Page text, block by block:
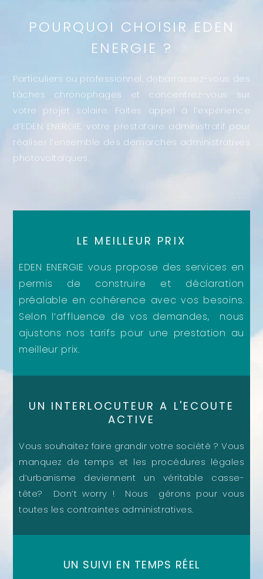
POURQUOI CHOISIR EDEN
ENERGIE ?
Particuliers ou professionnel, débarrassez-vous des
tâches chronophages et concentrez-vous sur
votre projet solaire. Faites appel à l’expérience
d’EDEN ENERGIE, votre prestataire administratif pour
réaliser l’ensemble des démarches administratives
photovoltaïques.
LE MEILLEUR PRIX
EDEN ENERGIE vous propose des services en
permis de construire et déclaration
préalable en cohérence avec vos besoins.
Selon l’affluence de vos demandes, nous
ajustons nos tarifs pour une prestation au
meilleur prix.
UN INTERLOCUTEUR A L'ECOUTE
ACTIVE
Vous souhaitez faire grandir votre société ? Vous
manquez de temps et les procédures légales
d’urbanisme deviennent un véritable casse-
tête? Don’t worry ! Nous gérons pour vous
toutes les contraintes administratives.
UN SUIVI EN TEMPS RÉEL